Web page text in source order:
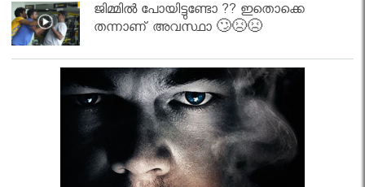
ജിമ്മിൽ പോയിട്ടുണ്ടോ ?? ഇതൊക്കെ
തന്നാണ് അവസ്ഥാ 🙄😣😣